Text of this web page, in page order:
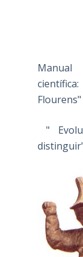
Flourens"
"